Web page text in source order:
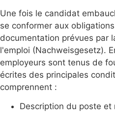
Une fois le candidat
se conformer aux
documentation prévues par
l'emploi (Nachweisgesetz).
employeurs sont tenus de
écrites des principales
comprennent :
Description du poste et